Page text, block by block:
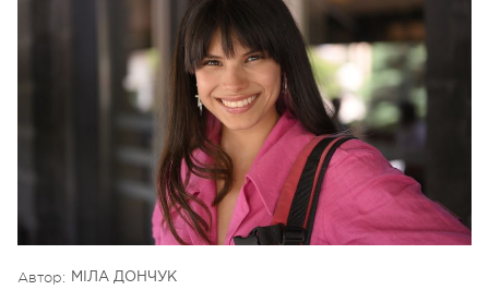
Автор: МІЛА ДОНЧУК